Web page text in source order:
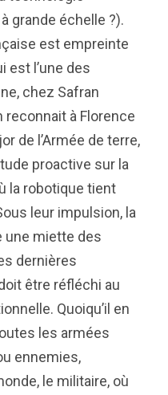
grande échelle ?).
est empreinte
est l’une des
chez Safran
reconnait à Florence
de l’Armée de terre,
proactive sur la
la robotique tient
leur impulsion, la
une miette des
dernières
être réfléchi au
Quoiqu’il en
les armées
ennemies,
le militaire, où